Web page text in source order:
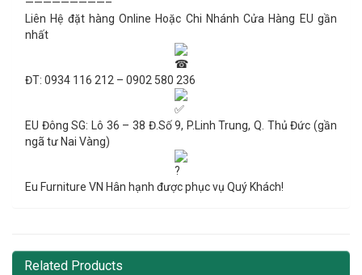
—————————–
Liên Hệ đặt hàng Online Hoặc Chi Nhánh Cửa Hàng EU gần
nhất
ĐT: 0934 116 212 – 0902 580 236
EU Đông SG: Lô 36 – 38 Đ.Số 9, P.Linh Trung, Q. Thủ Đức (gần
ngã tư Nai Vàng)
Eu Furniture VN Hân hạnh được phục vụ Quý Khách!
Related Products